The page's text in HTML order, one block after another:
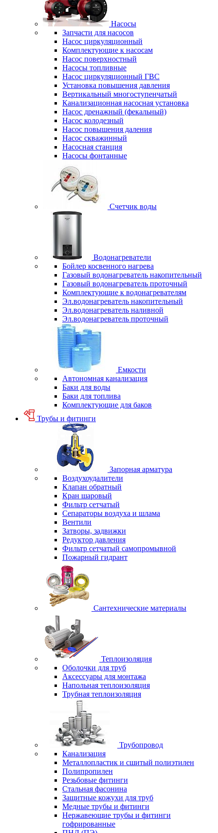
Насосы
Запчасти для насосов
Насос циркуляционный
Комплектующие к насосам
Насос поверхностный
Насосы топливные
Насос циркуляционный ГВС
Установка повышения давления
Вертикальный многоступенчатый
Канализационная насосная установка
Насос дренажный (фекальный)
Насос колодезный
Насос повышения даления
Насос скважинный
Насосная станция
Насосы фонтанные
Счетчик воды
Водонагреватели
Бойлер косвенного нагрева
Газовый водонагреватель накопительный
Газовый водонагреватель проточный
Комплектующие к водонагревателям
Эл.водонагреватель накопительный
Эл.водонагреватель наливной
Эл.водонагреватель проточный
Емкости
Автономная канализация
Баки для воды
Баки для топлива
Комплектующие для баков
Трубы и фитинги
Запорная арматура
Воздухоудалители
Клапан обратный
Кран шаровый
Фильтр сетчатый
Сепараторы воздуха и шлама
Вентили
Затворы, задвижки
Редуктор давления
Фильтр сетчатый самопромывной
Пожарный гидрант
Сантехнические материалы
Теплоизоляция
Оболочки для труб
Аксессуары для монтажа
Напольная теплоизоляция
Трубная теплоизоляция
Трубопровод
Канализация
Металлопластик и сшитый полиэтилен
Полипропилен
Резьбовые фитинги
Стальная фасонина
Защитные кожухи для труб
Медные трубы и фитинги
Нержавеющие трубы и фитинги
гофрированные